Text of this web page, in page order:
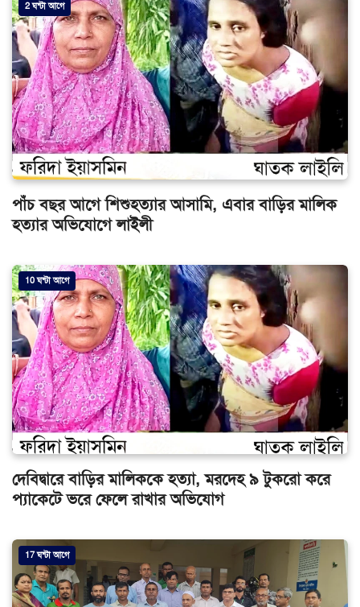
2 ঘন্টা আগে
পাঁচ বছর আগে শিশুহত্যার আসামি, এবার বাড়ির মালিক
হত্যার অভিযোগে লাইলী
10 ঘন্টা আগে
দেবিদ্বারে বাড়ির মালিককে হত্যা, মরদেহ ৯ টুকরো করে
প্যাকেটে ভরে ফেলে রাখার অভিযোগ
17 ঘন্টা আগে